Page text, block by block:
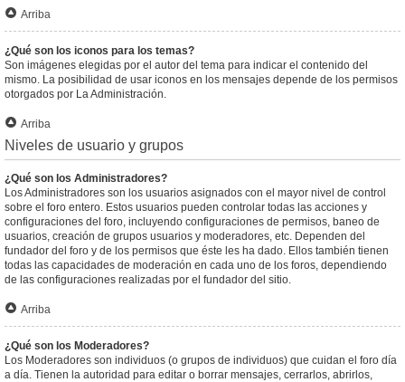
Arriba
¿Qué son los iconos para los temas?
Son imágenes elegidas por el autor del tema para indicar el contenido del
mismo. La posibilidad de usar iconos en los mensajes depende de los permisos
otorgados por La Administración.
Arriba
Niveles de usuario y grupos
¿Qué son los Administradores?
Los Administradores son los usuarios asignados con el mayor nivel de control
sobre el foro entero. Estos usuarios pueden controlar todas las acciones y
configuraciones del foro, incluyendo configuraciones de permisos, baneo de
usuarios, creación de grupos usuarios y moderadores, etc. Dependen del
fundador del foro y de los permisos que éste les ha dado. Ellos también tienen
todas las capacidades de moderación en cada uno de los foros, dependiendo
de las configuraciones realizadas por el fundador del sitio.
Arriba
¿Qué son los Moderadores?
Los Moderadores son individuos (o grupos de individuos) que cuidan el foro día
a día. Tienen la autoridad para editar o borrar mensajes, cerrarlos, abrirlos,